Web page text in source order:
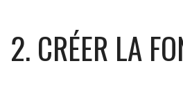
2. CRÉER LA